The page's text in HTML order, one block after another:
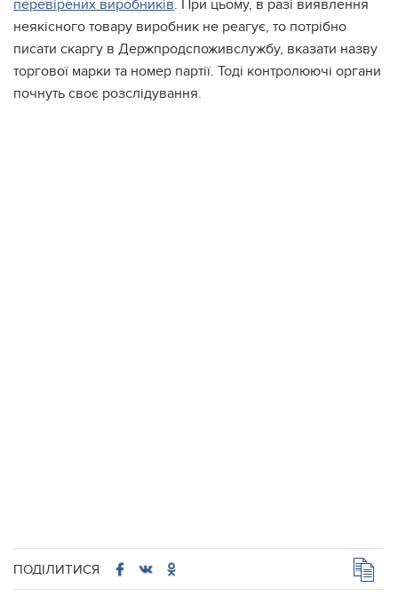
перевірених виробників. При цьому, в разі виявлення
неякісного товару виробник не реагує, то потрібно
писати скаргу в Держпродспоживслужбу, вказати назву
торгової марки та номер партії. Тоді контролюючі органи
почнуть своє розслідування.
ПОДІЛИТИСЯ